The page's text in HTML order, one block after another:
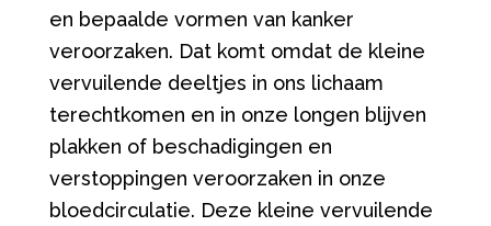
en bepaalde vormen van kanker
veroorzaken. Dat komt omdat de kleine
vervuilende deeltjes in ons lichaam
terechtkomen en in onze longen blijven
plakken of beschadigingen en
verstoppingen veroorzaken in onze
bloedcirculatie. Deze kleine vervuilende